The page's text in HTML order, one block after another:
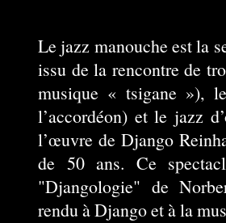
Le jazz manouche est la
issu de la rencontre de
musique « tsigane »),
l’accordéon) et le jazz
l’œuvre de Django
de 50 ans. Ce
"Djangologie" de
rendu à Django et à la